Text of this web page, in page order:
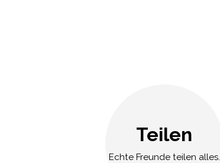
Teilen
Echte Freunde teilen alles.